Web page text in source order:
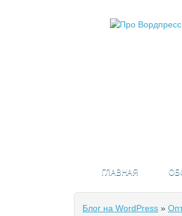
ГЛАВНАЯ
Блог на WordPress »